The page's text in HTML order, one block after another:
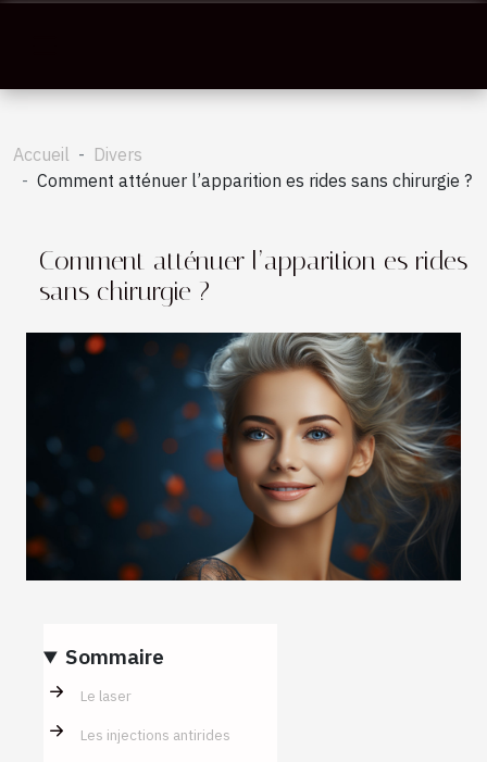
Accueil
Divers
Comment atténuer l’apparition es rides sans chirurgie ?
Comment atténuer l’apparition es rides
sans chirurgie ?
Sommaire
Le laser
Les injections antirides